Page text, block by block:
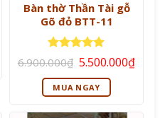
5.500.000₫.
Bàn thờ Thần Tài gỗ
Gõ đỏ BTT-11
Được xếp
hạng 55
sao
6.900.000₫ Giá
gốc
là:
6.900.000₫.
5.500.000₫Giá
MUA NGAY